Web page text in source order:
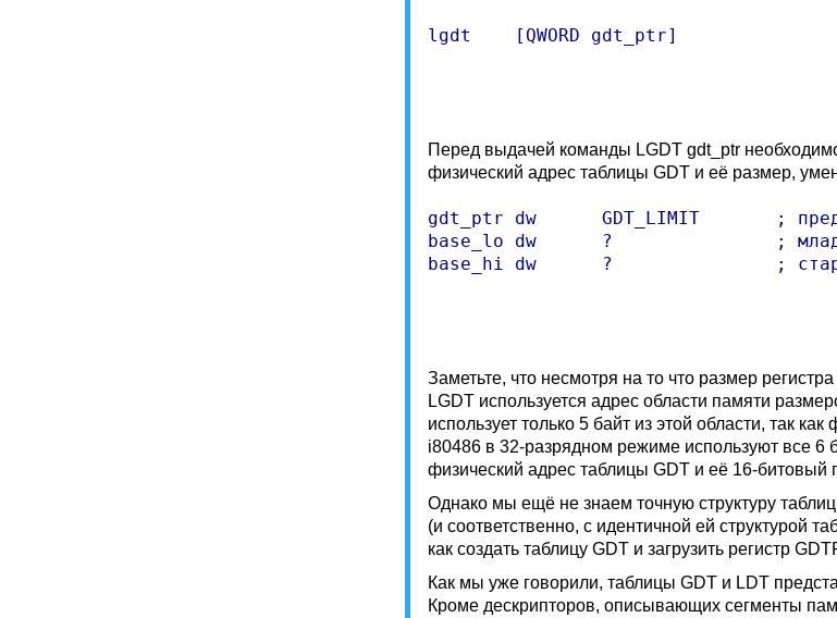
lgdt    [QWORD gdt_ptr]
Перед выдачей команды LGDT gdt_ptr
физический адрес таблицы GDT и её размер,
gdt_ptr dw      GDT_LIMIT       ;
base_lo dw      ?               ; младшее
base_hi dw      ?               ; старшее
Заметьте, что несмотря на то что размер
LGDT используется адрес области памяти
использует только 5 байт из этой области, так
i80486 в 32-разрядном режиме используют все 6
физический адрес таблицы GDT и её 16-битовый
Однако мы ещё не знаем точную структуру
(и соответственно, с идентичной ей структурой
как создать таблицу GDT и загрузить регистр
Как мы уже говорили, таблицы GDT и LDT
Кроме дескрипторов, описывающих сегменты